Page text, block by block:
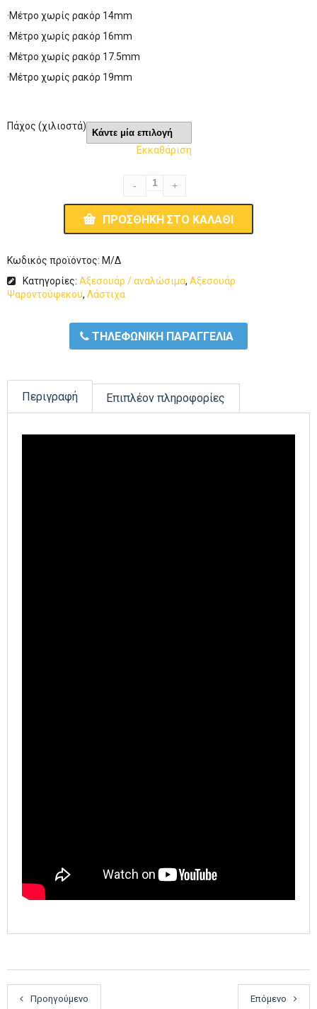
·Mέτρο χωρίς ρακόρ 14mm
·Mέτρο χωρίς ρακόρ 16mm
·Mέτρο χωρίς ρακόρ 17.5mm
·Mέτρο χωρίς ρακόρ 19mm
Πάχος (χιλιοστά)
Εκκαθάριση
ΠΡΟΣΘΉΚΗ ΣΤΟ ΚΑΛΆΘΙ
Κωδικός προϊόντος: Μ/Δ
Κατηγορίες: Αξεσουάρ / αναλώσιμα, Αξεσουάρ
Ψαροντούφεκου, Λάστιχα
ΤΗΛΕΦΩΝΙΚΗ ΠΑΡΑΓΓΕΛΙΑ
Περιγραφή Επιπλέον πληροφορίες
Προηγούμενο Επόμενο